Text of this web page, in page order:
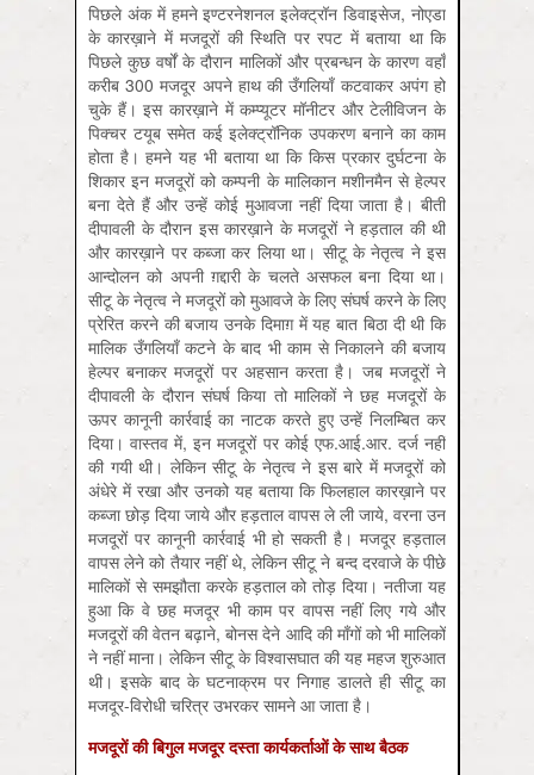
पिछले अंक में हमने इण्टरनेशनल इलेक्ट्रॉन डिवाइसेज, नोएडा
के कारख़ाने में मजदूरों की स्थिति पर रपट में बताया था कि
पिछले कुछ वर्षों के दौरान मालिकों और प्रबन्धन के कारण वहाँ
करीब 300 मजदूर अपने हाथ की उँगलियाँ कटवाकर अपंग हो
चुके हैं। इस कारख़ाने में कम्प्यूटर मॉनीटर और टेलीविजन के
पिक्चर टयूब समेत कई इलेक्ट्रॉनिक उपकरण बनाने का काम
होता है। हमने यह भी बताया था कि किस प्रकार दुर्घटना के
शिकार इन मजदूरों को कम्पनी के मालिकान मशीनमैन से हेल्पर
बना देते हैं और उन्हें कोई मुआवजा नहीं दिया जाता है। बीती
दीपावली के दौरान इस कारख़ाने के मजदूरों ने हड़ताल की थी
और कारख़ाने पर कब्जा कर लिया था। सीटू के नेतृत्व ने इस
आन्दोलन को अपनी ग़द्दारी के चलते असफल बना दिया था।
सीटू के नेतृत्व ने मजदूरों को मुआवजे के लिए संघर्ष करने के लिए
प्रेरित करने की बजाय उनके दिमाग़ में यह बात बिठा दी थी कि
मालिक उँगलियाँ कटने के बाद भी काम से निकालने की बजाय
हेल्पर बनाकर मजदूरों पर अहसान करता है। जब मजदूरों ने
दीपावली के दौरान संघर्ष किया तो मालिकों ने छह मजदूरों के
ऊपर कानूनी कार्रवाई का नाटक करते हुए उन्हें निलम्बित कर
दिया। वास्तव में, इन मजदूरों पर कोई एफ.आई.आर. दर्ज नहीं
की गयी थी। लेकिन सीटू के नेतृत्व ने इस बारे में मजदूरों को
अंधेरे में रखा और उनको यह बताया कि फिलहाल कारख़ाने पर
कब्जा छोड़ दिया जाये और हड़ताल वापस ले ली जाये, वरना उन
मजदूरों पर कानूनी कार्रवाई भी हो सकती है। मजदूर हड़ताल
वापस लेने को तैयार नहीं थे, लेकिन सीटू ने बन्द दरवाजे के पीछे
मालिकों से समझौता करके हड़ताल को तोड़ दिया। नतीजा यह
हुआ कि वे छह मजदूर भी काम पर वापस नहीं लिए गये और
मजदूरों की वेतन बढ़ाने, बोनस देने आदि की माँगों को भी मालिकों
ने नहीं माना। लेकिन सीटू के विश्वासघात की यह महज शुरुआत
थी। इसके बाद के घटनाक्रम पर निगाह डालते ही सीटू का
मजदूर-विरोधी चरित्र उभरकर सामने आ जाता है।
मजदूरों की बिगुल मजदूर दस्ता कार्यकर्ताओं के साथ बैठक